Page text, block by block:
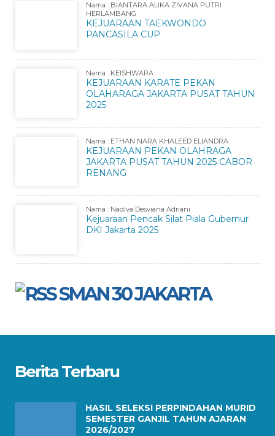
Nama : BIANTARA ALIKA ZIVANA PUTRI
HERLAMBANG
KEJUARAAN TAEKWONDO
PANCASILA CUP
Nama : KEISHWARA
KEJUARAAN KARATE PEKAN
OLAHARAGA JAKARTA PUSAT TAHUN
2025
Nama : ETHAN NARA KHALEED ELIANDRA
KEJUARAAN PEKAN OLAHRAGA
JAKARTA PUSAT TAHUN 2025 CABOR
RENANG
Nama : Nadiva Desviana Adriani
Kejuaraan Pencak Silat Piala Gubernur
DKI Jakarta 2025
SMAN 30 JAKARTA
Berita Terbaru
HASIL SELEKSI PERPINDAHAN MURID
SEMESTER GANJIL TAHUN AJARAN
2026/2027